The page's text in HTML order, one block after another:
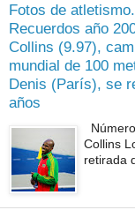
Fotos de
Recuerdos año
Collins (9.97),
mundial de 100
Denis (París), se
años
Collins
retirada